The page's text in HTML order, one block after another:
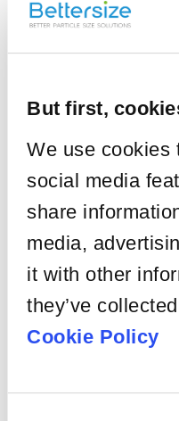
But first,
We use cookies
social media
share
media,
it with other
they’ve
Cookie Policy
와 전기 신호로 구성됩
중에 관계없는 물질에
굴절률과 흡수 계
요?
입도 분포를 계산하려
면 매질과 샘플의 굴절
계수가 필요합니다.
배경에 영향을 미
치는 요인
의 원인은 여러 가지가
학 시스템 정렬이 제대
로 이루어지지 않았을
수 있고, 샘플 셀 내부나
렌즈 표면에 불순물이
부착되었을 수 있습니
다.
Rate
this
article